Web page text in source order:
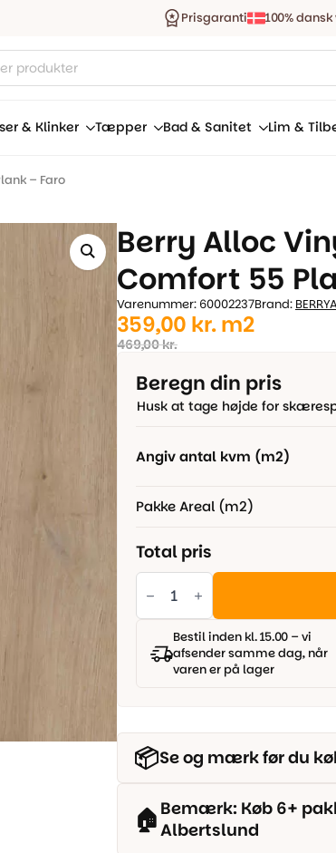
Prisgaranti 100%
& Klinker Tæpper Bad & Sanitet Lim &
– Faro
Berry Alloc
Comfort 55
Varenummer: 60002237Brand:
469,00kr.
Den
oprindelige
pris
var:
359,00 kr.
Den
aktuelle
pris
er:
m2
Beregn din pris
Husk at tage højde for
Angiv antal kvm (m2)
Pakke Areal (m2)
Total pris
Berry
Alloc
Vinylgulv
-
Click
Comfort
Bestil inden kl. 15.00 – vi
afsender samme dag, når
varen er på lager
📦Se og mærk før du
🏠 Bemærk: Køb 6+
Albertslund